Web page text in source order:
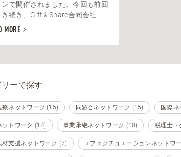
ンで開催されました。今回も前回
き続き、Gift＆Share合同会社...
MORE
リーで探す
療ネットワーク (15) 同窓会ネットワーク (15) 国際
ットワーク (14) 事業承継ネットワーク (10) 税理士・
材支援ネットワーク (7) エフェクチュエーションネットワ